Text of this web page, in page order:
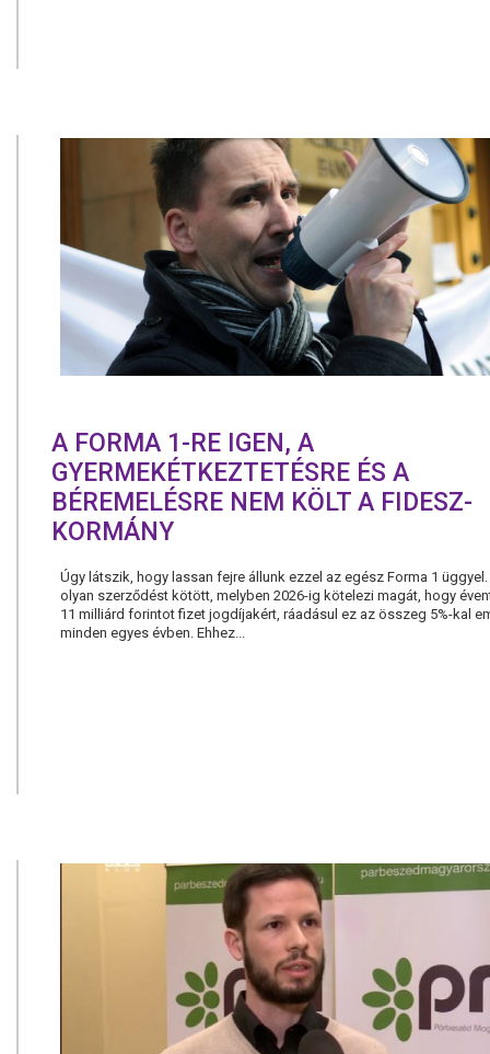
A FORMA 1-RE IGEN, A
GYERMEKÉTKEZTETÉSRE ÉS A
BÉREMELÉSRE NEM KÖLT A FIDESZ-
KORMÁNY
Úgy látszik, hogy lassan fejre állunk ezzel az egész Forma 1
olyan szerződést kötött, melyben 2026-ig kötelezi magát, hogy
11 milliárd forintot fizet jogdíjakért, ráadásul ez az összeg 5%-kal
minden egyes évben. Ehhez...